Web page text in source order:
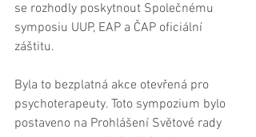
se rozhodly poskytnout Společnému
symposiu UUP, EAP a ČAP oficiální
záštitu.
Byla to bezplatná akce otevřená pro
psychoterapeuty. Toto sympozium bylo
postaveno na Prohlášení Světové rady